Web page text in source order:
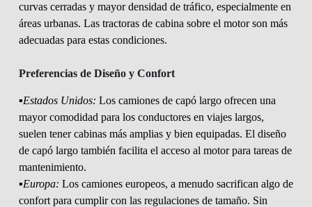
curvas cerradas y mayor densidad de tráfico, especialmente en
áreas urbanas. Las tractoras de cabina sobre el motor son más
adecuadas para estas condiciones.
Preferencias de Diseño y Confort
▪️Estados Unidos: Los camiones de capó largo ofrecen una
mayor comodidad para los conductores en viajes largos,
suelen tener cabinas más amplias y bien equipadas. El diseño
de capó largo también facilita el acceso al motor para tareas de
mantenimiento.
▪️Europa: Los camiones europeos, a menudo sacrifican algo de
confort para cumplir con las regulaciones de tamaño. Sin